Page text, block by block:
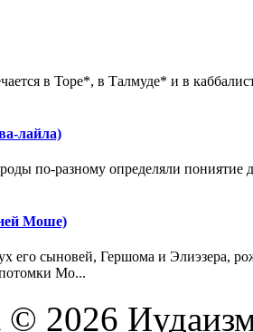
в Торе*, в Талмуде* и в
лайла)
по-разному определяли пониятие
Моше)
его сыновей, Гершома и Элиэзера,
Мо...
© 2026